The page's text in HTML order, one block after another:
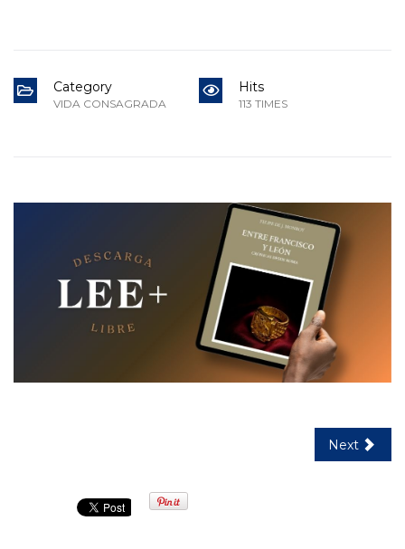
Category
VIDA CONSAGRADA
Hits
113 TIMES
Next